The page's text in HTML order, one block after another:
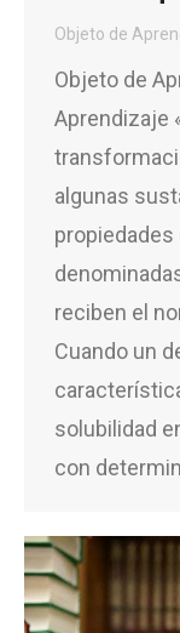
Objeto de
Objeto de
Aprendizaje
algunas
reciben el
Cuando un
solubilidad
con